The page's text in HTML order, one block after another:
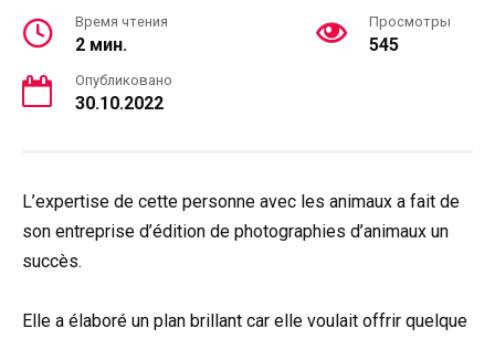
Время чтения
2 мин.
Просмотры
545
Опубликовано
30.10.2022
L’expertise de cette personne avec les animaux a fait de
son entreprise d’édition de photographies d’animaux un
succès.
Elle a élaboré un plan brillant car elle voulait offrir quelque